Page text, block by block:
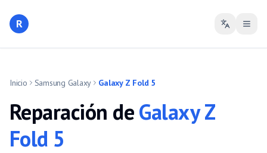
R
Inicio Samsung Galaxy Galaxy Z Fold 5
Reparación deGalaxy Z
Fold 5